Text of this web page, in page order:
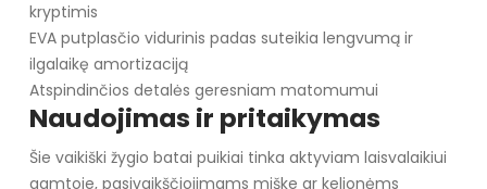
kryptimis
EVA putplasčio vidurinis padas suteikia lengvumą ir
ilgalaikę amortizaciją
Atspindinčios detalės geresniam matomumui
Naudojimas ir pritaikymas
Šie vaikiški žygio batai puikiai tinka aktyviam laisvalaikiui
gamtoje, pasivaikščiojimams miške ar kelionėms